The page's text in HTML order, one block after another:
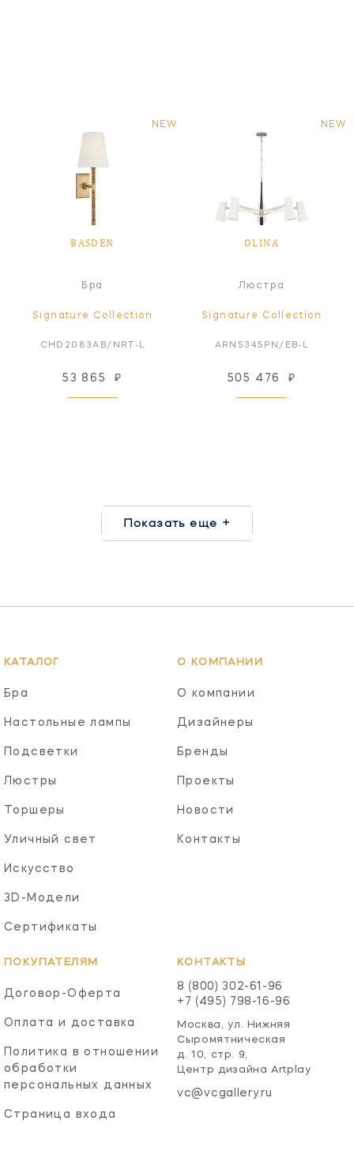
NEW
BASDEN
Бра
Signature Collection
CHD2083AB/NRT-L
53 865 ₽
NEW
OLINA
Люстра
Signature Collection
ARN5345PN/EB-L
505 476 ₽
Показать еще +
КАТАЛОГ
Бра
Настольные лампы
Подсветки
Люстры
Торшеры
Уличный свет
Искусство
3D-Модели
Сертификаты
О КОМПАНИИ
О компании
Дизайнеры
Бренды
Проекты
Новости
Контакты
ПОКУПАТЕЛЯМ
Договор-Оферта
Оплата и доставка
Политика в отношении
обработки
персональных данных
Страница входа
КОНТАКТЫ
8 (800) 302-61-96
+7 (495) 798-16-96
Москва, ул. Нижняя
Сыромятническая
д. 10, стр. 9,
Центр дизайна Artplay
vc@vcgallery.ru